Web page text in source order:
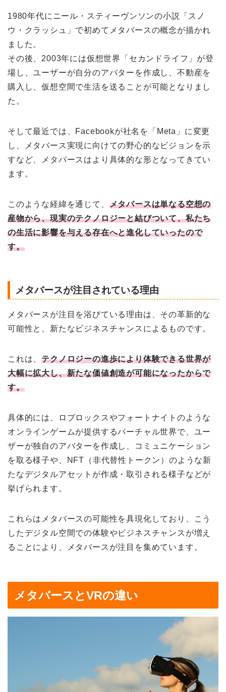
1980年代にニール・スティーヴンソンの小説「スノ
ウ・クラッシュ」で初めてメタバースの概念が描かれ
ました。
その後、2003年には仮想世界「セカンドライフ」が登
場し、ユーザーが自分のアバターを作成し、不動産を
購入し、仮想空間で生活を送ることが可能となりまし
た。
そして最近では、Facebookが社名を「Meta」に変更
し、メタバース実現に向けての野心的なビジョンを示
すなど、メタバースはより具体的な形となってきてい
ます。
このような経緯を通じて、 メタバースは単なる空想の
産物から、現実のテクノロジーと結びついて、私たち
の生活に影響を与える存在へと進化していったので
す。
メタバースが注目されている理由
メタバースが注目を浴びている理由は、その革新的な
可能性と、新たなビジネスチャンスによるものです。
これは、テクノロジーの進歩により体験できる世界が
大幅に拡大し、新たな価値創造が可能になったからで
す。
具体的には、ロブロックスやフォートナイトのような
オンラインゲームが提供するバーチャル世界で、ユー
ザーが独自のアバターを作成し、コミュニケーション
を取る様子や、NFT（非代替性トークン）のような新
たなデジタルアセットが作成・取引される様子などが
挙げられます。
これらはメタバースの可能性を具現化しており、こう
したデジタル空間での体験やビジネスチャンスが増え
ることにより、メタバースが注目を集めています。
メタバースとVRの違い